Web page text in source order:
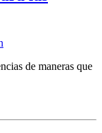
de maneras que